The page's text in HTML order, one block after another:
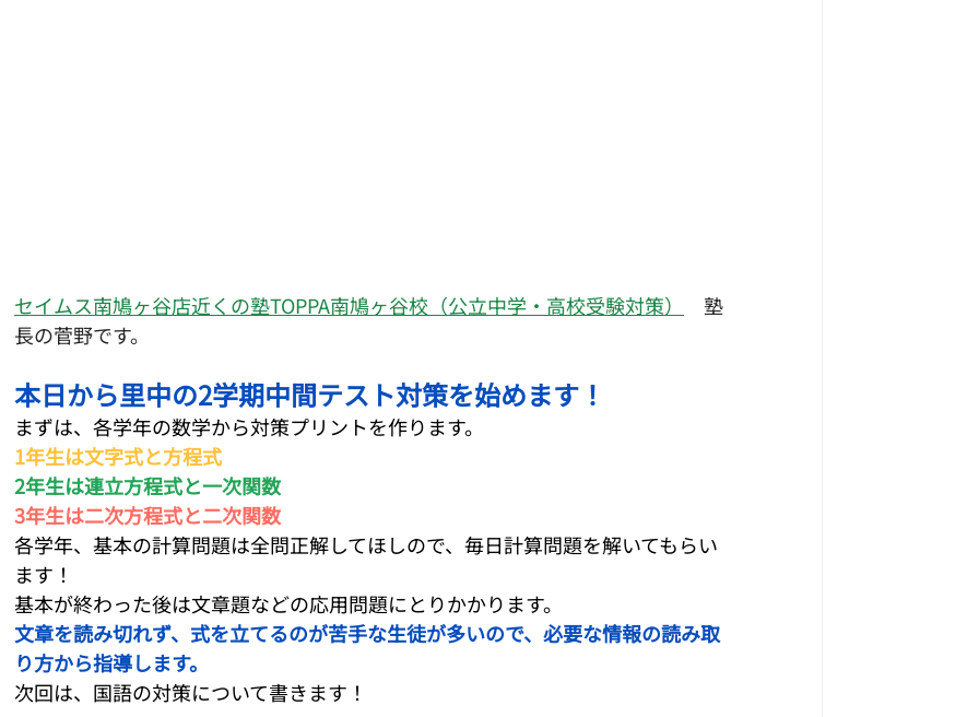
セイムス南鳩ヶ谷店近くの塾TOPPA南鳩ヶ谷校（公立中学・高校受験対策）
塾
長の菅野です。
本日から里中の2学期中間テスト対策を始めます！
まずは、各学年の数学から対策プリントを作ります。
1年生は文字式と方程式
2年生は連立方程式と一次関数
3年生は二次方程式と二次関数
各学年、基本の計算問題は全問正解してほしので、毎日計算問題を解いてもらい
ます！
基本が終わった後は文章題などの応用問題にとりかかります。
文章を読み切れず、式を立てるのが苦手な生徒が多いので、必要な情報の読み取
り方から指導します。
次回は、国語の対策について書きます！